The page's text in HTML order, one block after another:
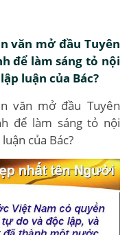
văn mở đầu Tuyên
để làm sáng tỏ nội
luận của Bác?
văn mở đầu Tuyên
để làm sáng tỏ nội
của Bác?